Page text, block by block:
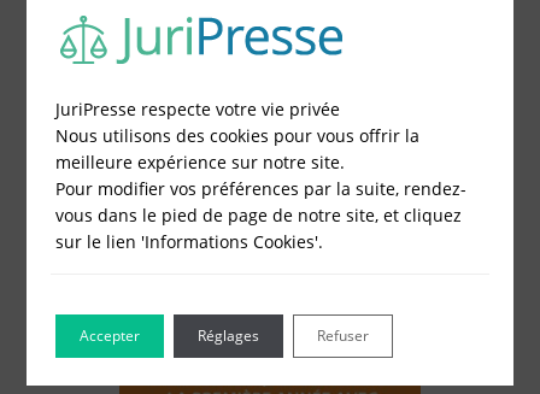
JuriPresse respecte votre vie privée
Nous utilisons des cookies pour vous offrir la
meilleure expérience sur notre site.
Pour modifier vos préférences par la suite, rendez-
vous dans le pied de page de notre site, et cliquez
sur le lien 'Informations Cookies'.
Accepter Refuser
Réglages